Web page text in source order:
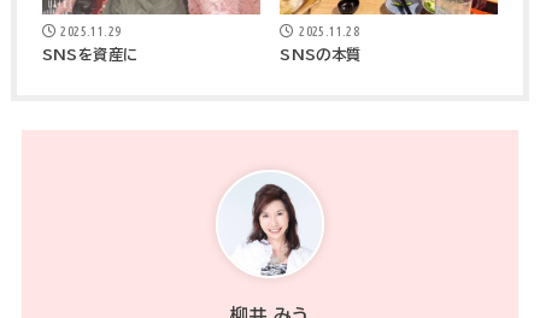
2025.11.29
SNSを資産に
2025.11.28
SNSの本質